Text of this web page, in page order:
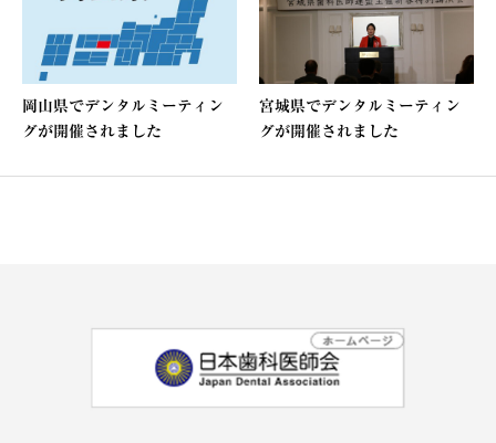
岡山県でデンタルミーティン
グが開催されました
宮城県でデンタルミーティン
グが開催されました